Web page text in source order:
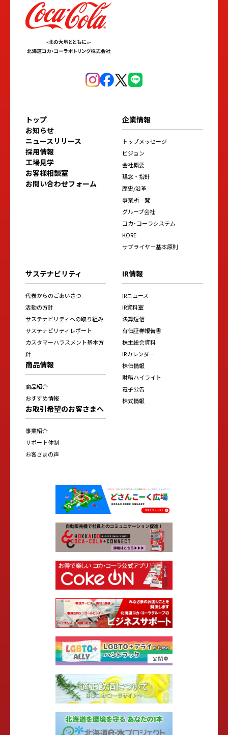
トップ
お知らせ
ニュースリリース
採用情報
工場見学
お客様相談室
お問い合わせフォーム
企業情報
トップメッセージ
ビジョン
会社概要
理念・指針
歴史/沿革
事業所一覧
グループ会社
コカ･コーラシステム
KORE
サプライヤー基本原則
サステナビリティ
代表からのごあいさつ
活動の方針
サステナビリティへの取り組み
サステナビリティレポート
カスタマーハラスメント基本方
針
商品情報
商品紹介
おすすめ情報
お取引希望のお客さまへ
事業紹介
サポート体制
お客さまの声
IR情報
IRニュース
IR資料室
決算短信
有価証券報告書
株主総会資料
IRカレンダー
株価情報
財務ハイライト
電子公告
株式情報